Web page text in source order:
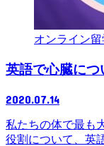
オンライン留
英語で心臓につ
2020.07.14
私たちの体で最も
役割について、英